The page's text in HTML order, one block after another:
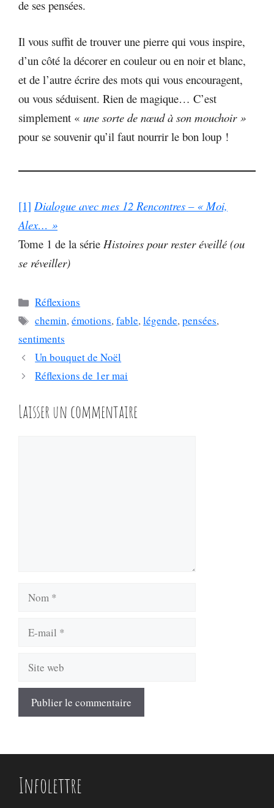
de ses pensées.
Il vous suffit de trouver une pierre qui vous inspire,
d’un côté la décorer en couleur ou en noir et blanc,
et de l’autre écrire des mots qui vous encouragent,
ou vous séduisent. Rien de magique… C’est
simplement « une sorte de nœud à son mouchoir »
pour se souvenir qu’il faut nourrir le bon loup !
[1] Dialogue avec mes 12 Rencontres – « Moi,
Alex… »
Tome 1 de la série Histoires pour rester éveillé (ou
se réveiller)
Catégories
Réflexions
Étiquettes
chemin,émotions,fable,légende,pensées,
sentiments
Un bouquet de Noël
Réflexions de 1er mai
Laisser un commentaire
Nom
Site
Infolettre